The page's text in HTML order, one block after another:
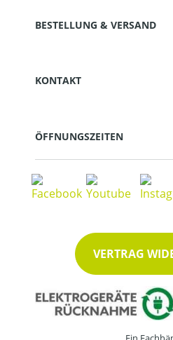
BESTELLUNG & VERSAND
KONTAKT
ÖFFNUNGSZEITEN
VERTRAG